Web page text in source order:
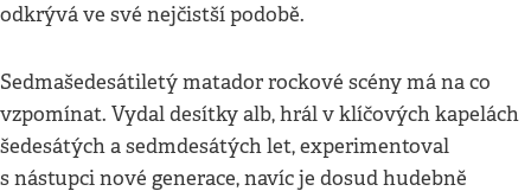
odkrývá ve své nejčistší podobě.
Sedmašedesátiletý matador rockové scény má na co
vzpomínat. Vydal desítky alb, hrál v klíčových kapelách
šedesátých a sedmdesátých let, experimentoval
s nástupci nové generace, navíc je dosud hudebně